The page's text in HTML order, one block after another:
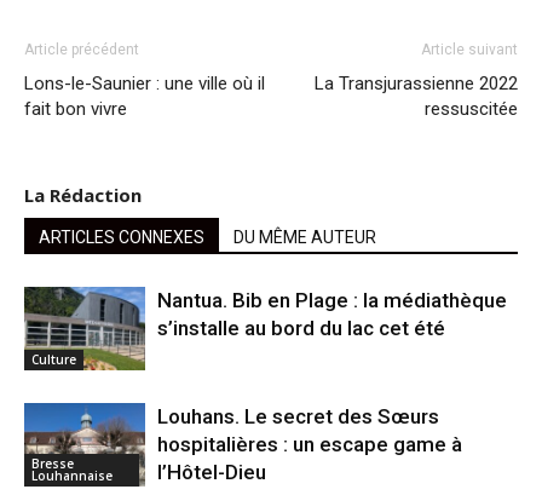
Article précédent
Lons-le-Saunier : une ville où il
fait bon vivre
Article suivant
La Transjurassienne 2022
ressuscitée
La Rédaction
ARTICLES CONNEXES DU MÊME AUTEUR
Culture
Nantua. Bib en Plage : la médiathèque
s’installe au bord du lac cet été
Bresse
Louhannaise
Louhans. Le secret des Sœurs
hospitalières : un escape game à
l’Hôtel-Dieu